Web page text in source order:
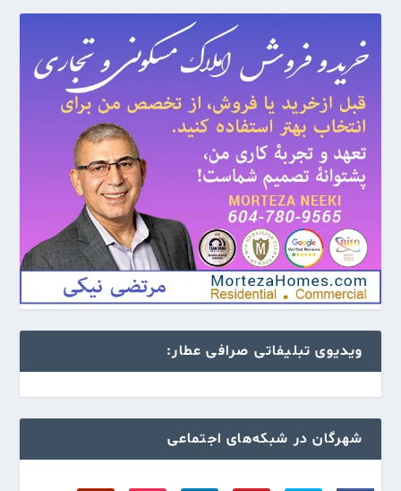
ویدیوی تبلیفاتی صرافی عطار:
شهرگان در شبکه‌های اجتماعی